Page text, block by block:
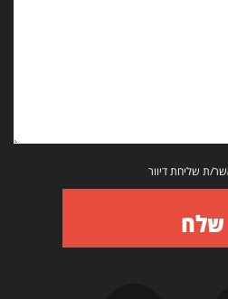
ת שליחת דיוור
שלח